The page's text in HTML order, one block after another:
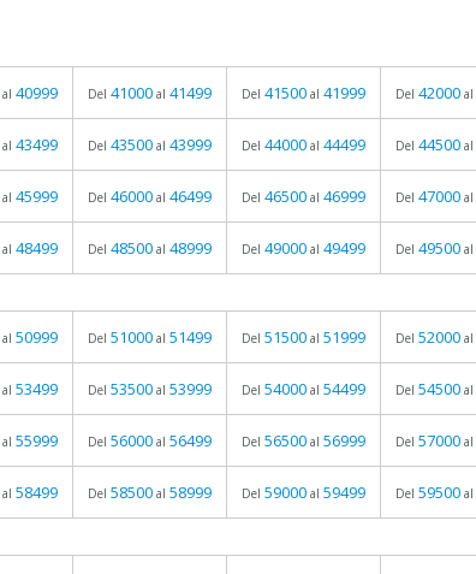
al 40999 Del 41000 al 41499 Del 41500 al 41999 Del 42000 al
al 43499 Del 43500 al 43999 Del 44000 al 44499 Del 44500 al
al 45999 Del 46000 al 46499 Del 46500 al 46999 Del 47000 al
al 48499 Del 48500 al 48999 Del 49000 al 49499 Del 49500 al
al 50999 Del 51000 al 51499 Del 51500 al 51999 Del 52000 al
al 53499 Del 53500 al 53999 Del 54000 al 54499 Del 54500 al
al 55999 Del 56000 al 56499 Del 56500 al 56999 Del 57000 al
al 58499 Del 58500 al 58999 Del 59000 al 59499 Del 59500 al